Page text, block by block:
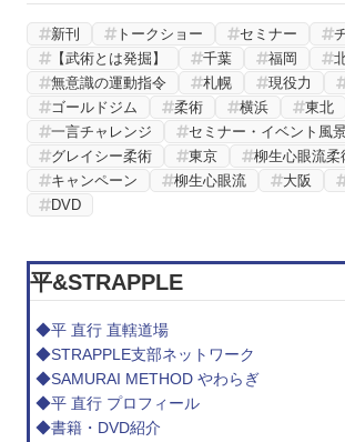
新刊 トークショー セミナー
【武術とは発掘】
千葉 福岡
無意識の運動指令
札幌 現役力
ゴールドジム
柔術 横浜 東北
一言チャレンジ
セミナー・イベント風
グレイシー柔術
東京
柳生心眼流柔
キャンペーン
柳生心眼流 大阪
DVD
平&STRAPPLE
◆平 直行 直轄道場
◆STRAPPLE支部ネットワーク
◆SAMURAI METHOD やわらぎ
◆平 直行 プロフィール
◆書籍・DVD紹介